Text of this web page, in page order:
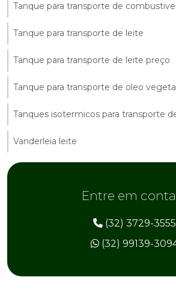
Tanque para transporte de combustivel
Tanque para transporte de leite
Tanque para transporte de leite preço
Tanque para transporte de oleo vegetal
Tanques isotermicos para transporte
Vanderleia leite
Entre em
(32) 3729-3555
(32) 99139-